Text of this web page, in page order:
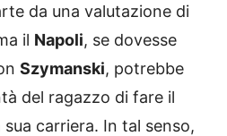
da una valutazione di
il Napoli, se dovesse
Szymanski, potrebbe
del ragazzo di fare il
carriera. In tal senso,